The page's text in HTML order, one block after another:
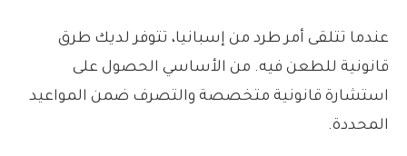
عندما تتلقى أمر طرد من إسبانيا، تتوفر لديك طرق
قانونية للطعن فيه. من الأساسي الحصول على
استشارة قانونية متخصصة والتصرف ضمن المواعيد
المحددة.